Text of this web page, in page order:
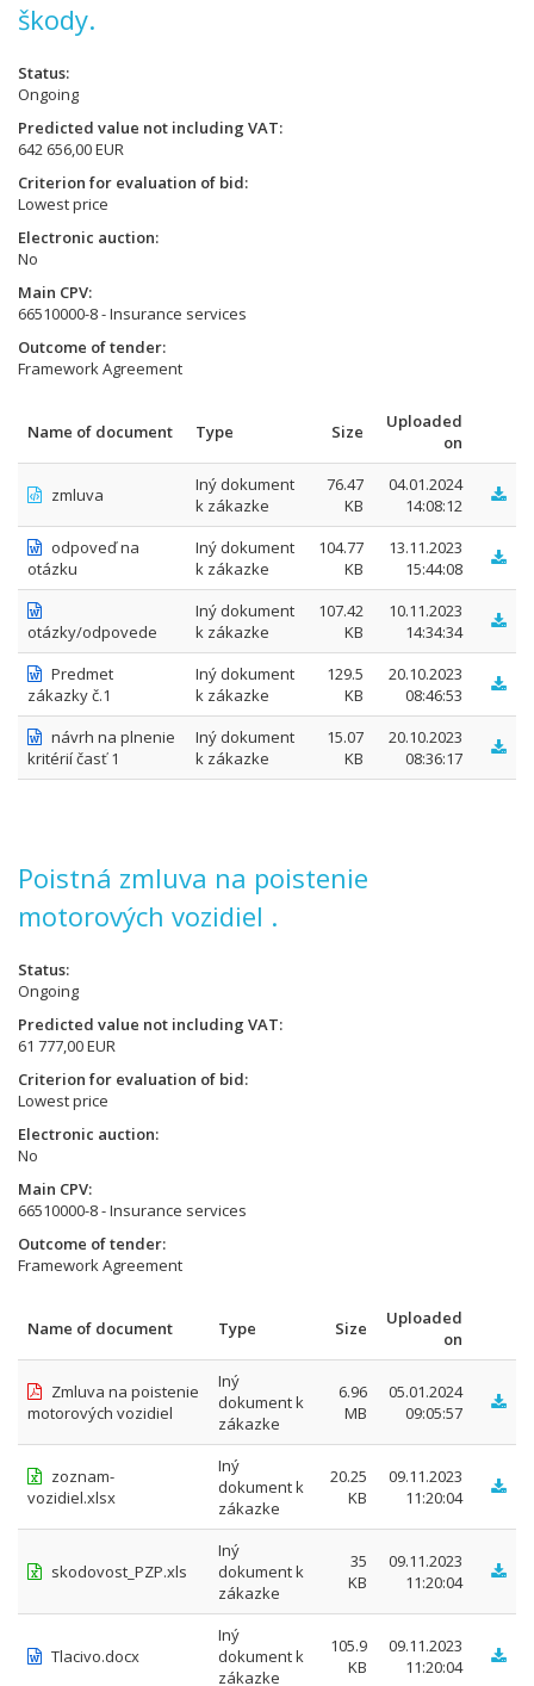
škody.
Status
Ongoing
Predicted value not including VAT
642 656,00 EUR
Criterion for evaluation of bid
Lowest price
Electronic auction
No
Main CPV
66510000-8 - Insurance services
Outcome of tender
Framework Agreement
Name of document Type Size
Uploaded
on
zmluva
Iný dokument
k zákazke
76.47
KB
04.01.2024
14:08:12
odpoveď na
otázku
Iný dokument
k zákazke
104.77
KB
13.11.2023
15:44:08
otázky/odpovede
Iný dokument
k zákazke
107.42
KB
10.11.2023
14:34:34
Predmet
zákazky č.1
Iný dokument
k zákazke
129.5
KB
20.10.2023
08:46:53
návrh na plnenie
kritérií časť 1
Iný dokument
k zákazke
15.07
KB
20.10.2023
08:36:17
Poistná zmluva na poistenie
motorových vozidiel .
Status
Ongoing
Predicted value not including VAT
61 777,00 EUR
Criterion for evaluation of bid
Lowest price
Electronic auction
No
Main CPV
66510000-8 - Insurance services
Outcome of tender
Framework Agreement
Name of document Type Size
Uploaded
on
Zmluva na poistenie
motorových vozidiel
Iný
dokument k
zákazke
6.96
MB
05.01.2024
09:05:57
zoznam-
vozidiel.xlsx
Iný
dokument k
zákazke
20.25
KB
09.11.2023
11:20:04
skodovost_PZP.xls
Iný
dokument k
zákazke
35
KB
09.11.2023
11:20:04
Tlacivo.docx
Iný
dokument k
zákazke
105.9
KB
09.11.2023
11:20:04